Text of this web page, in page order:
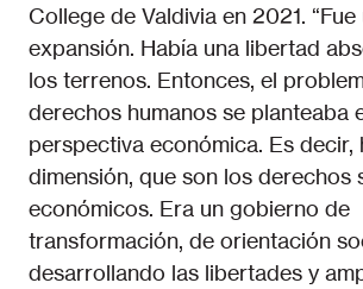
College de Valdivia en 2021.
expansión. Había una libertad
los terrenos. Entonces, el
derechos humanos se planteaba
perspectiva económica. Es decir,
dimensión, que son los derechos
económicos. Era un gobierno de
transformación, de orientación
desarrollando las libertades y